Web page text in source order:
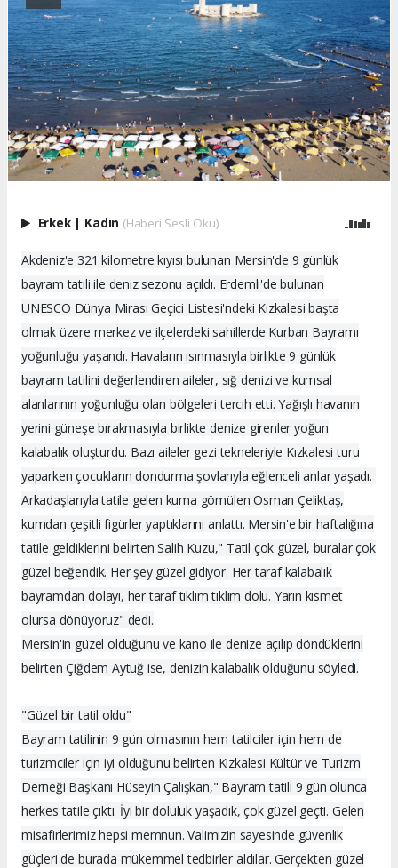
Erkek | Kadın (Haberi Sesli Oku)
Akdeniz'e 321 kilometre kıyısı bulunan Mersin'de 9 günlük
bayram tatili ile deniz sezonu açıldı. Erdemli'de bulunan
UNESCO Dünya Mirası Geçici Listesi'ndeki Kızkalesi başta
olmak üzere merkez ve ilçelerdeki sahillerde Kurban Bayramı
yoğunluğu yaşandı. Havaların ısınmasıyla birlikte 9 günlük
bayram tatilini değerlendiren aileler, sığ denizi ve kumsal
alanlarının yoğunluğu olan bölgeleri tercih etti. Yağışlı havanın
yerini güneşe bırakmasıyla birlikte denize girenler yoğun
kalabalık oluşturdu. Bazı aileler gezi tekneleriyle Kızkalesi turu
yaparken çocukların dondurma şovlarıyla eğlenceli anlar yaşadı.
Arkadaşlarıyla tatile gelen kuma gömülen Osman Çeliktaş,
kumdan çeşitli figürler yaptıklarını anlattı. Mersin'e bir haftalığına
tatile geldiklerini belirten Salih Kuzu," Tatil çok güzel, buralar çok
güzel beğendik. Her şey güzel gidiyor. Her taraf kalabalık
bayramdan dolayı, her taraf tıklım tıklım dolu. Yarın kısmet
olursa dönüyoruz" dedi.
Mersin'in güzel olduğunu ve kano ile denize açılıp döndüklerini
belirten Çiğdem Aytuğ ise, denizin kalabalık olduğunu söyledi.
"Güzel bir tatil oldu"
Bayram tatilinin 9 gün olmasının hem tatilciler için hem de
turizmciler için iyi olduğunu belirten Kızkalesi Kültür ve Turizm
Derneği Başkanı Hüseyin Çalışkan," Bayram tatili 9 gün olunca
herkes tatile çıktı. İyi bir doluluk yaşadık, çok güzel geçti. Gelen
misafirlerimiz hepsi memnun. Valimizin sayesinde güvenlik
güçleri de burada mükemmel tedbirler aldılar. Gerçekten güzel